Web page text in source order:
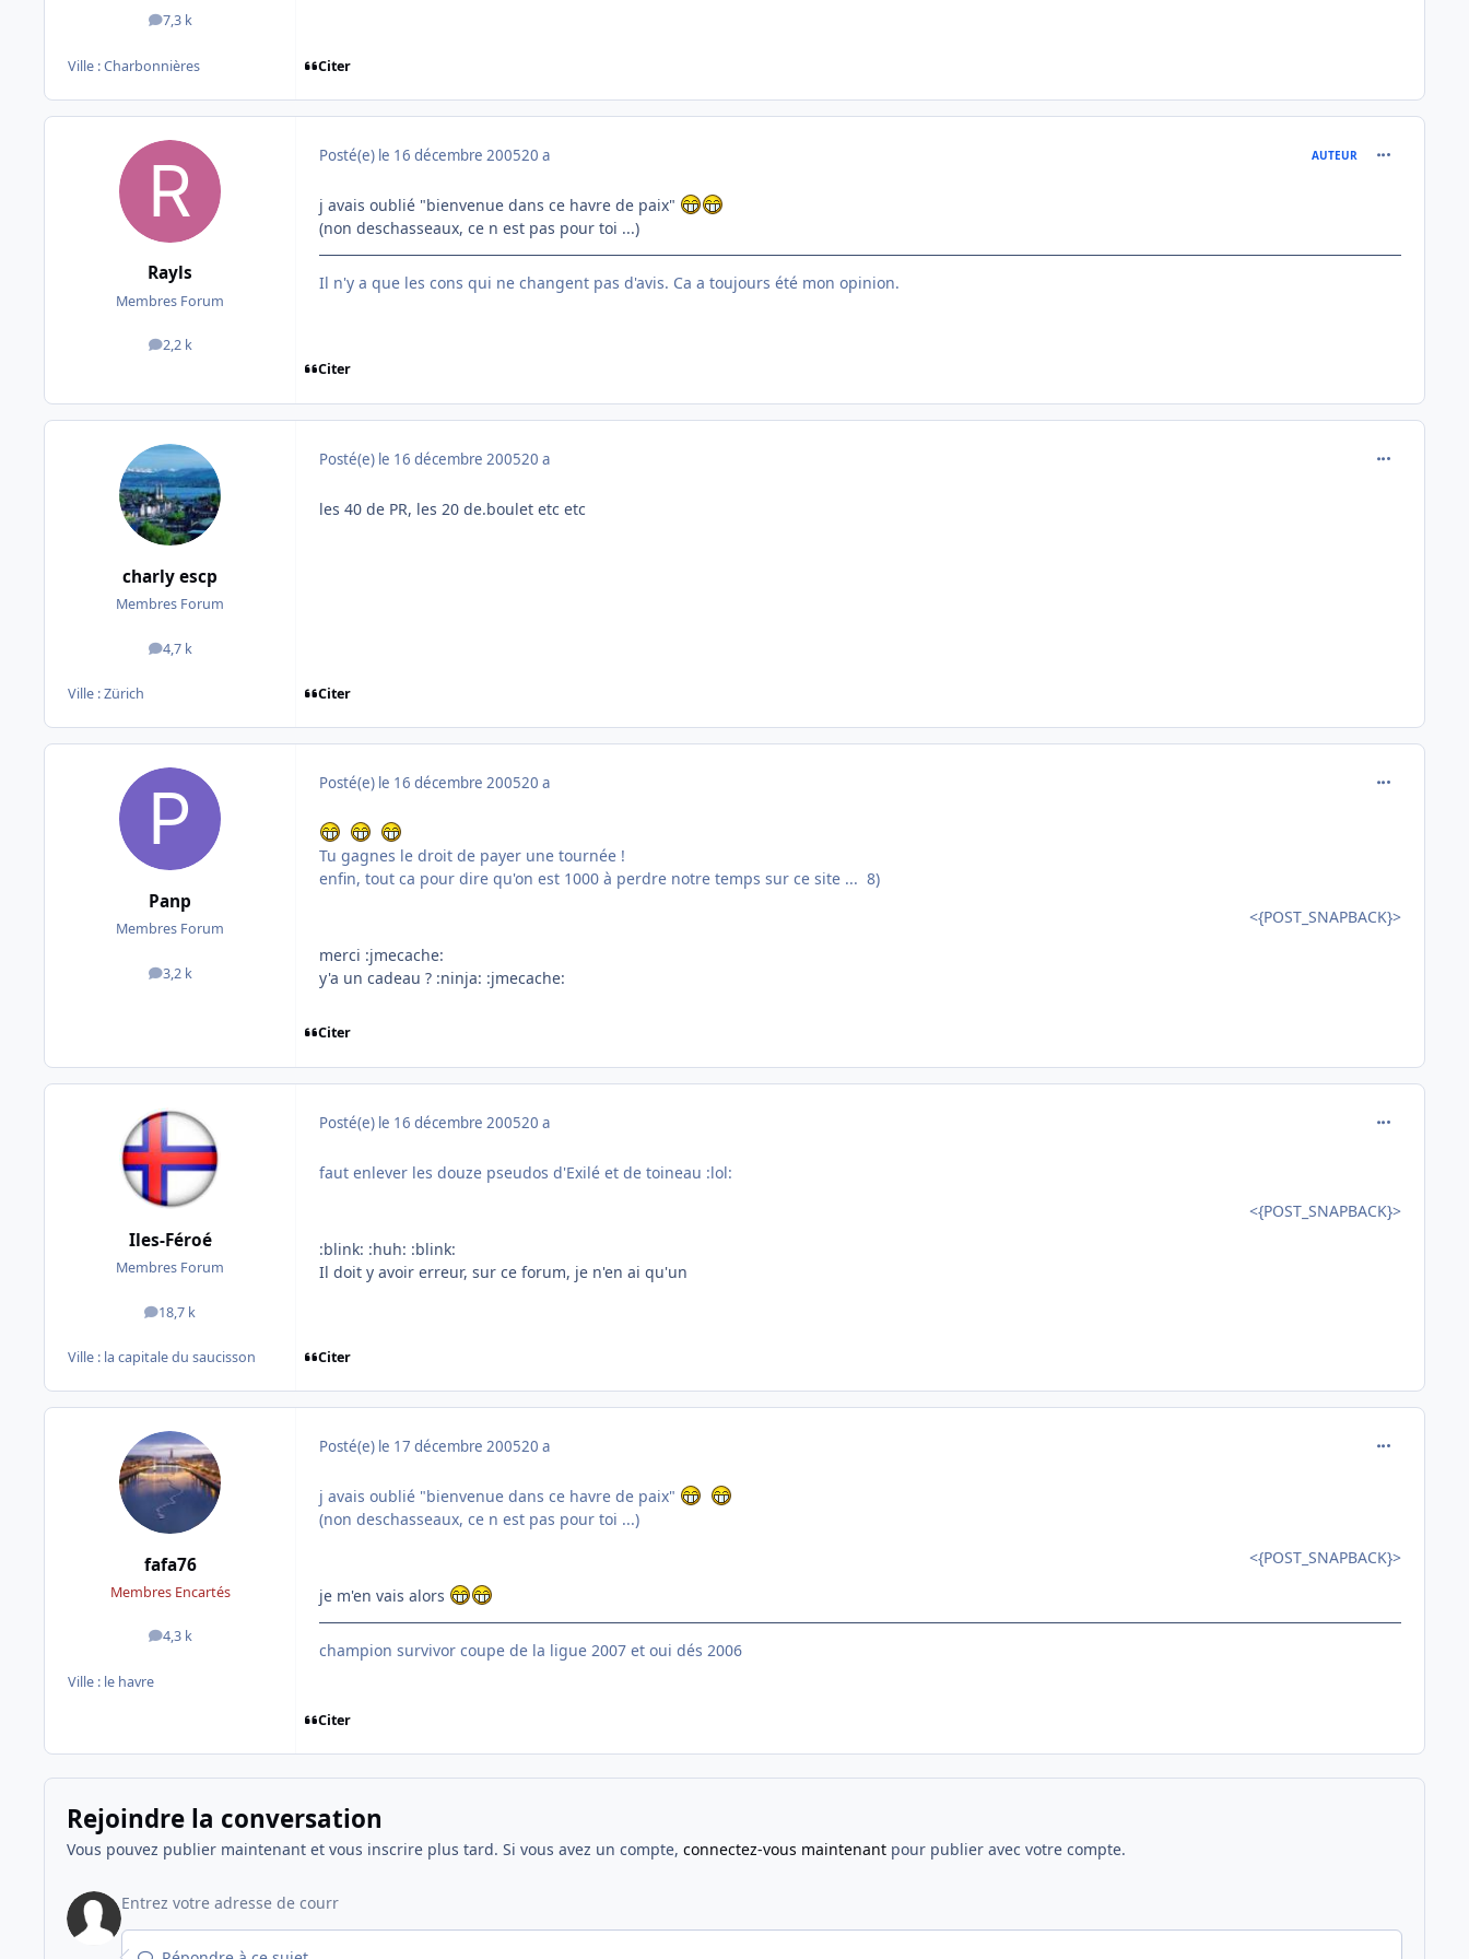
7,3 k
messages
Ville :Charbonnières Citer
Rayls
Membres Forum
2,2 k
messages
Posté(e) le 16 décembre 200520 a AUTEUR
j avais oublié "bienvenue dans ce havre de paix"
(non deschasseaux, ce n est pas pour toi ...)
Il n'y a que les cons qui ne changent pas d'avis. Ca a toujours été mon opinion.
Citer
charly escp
Membres Forum
4,7 k
messages
Ville :Zürich
Posté(e) le 16 décembre 200520 a
les 40 de PR, les 20 de.boulet etc etc
Citer
Panp
Membres Forum
3,2 k
messages
Posté(e) le 16 décembre 200520 a
Tu gagnes le droit de payer une tournée !
enfin, tout ca pour dire qu'on est 1000 à perdre notre temps sur ce site ... 8)
<{POST_SNAPBACK}>
merci :jmecache:
y'a un cadeau ? :ninja: :jmecache:
Citer
Iles-Féroé
Membres Forum
18,7 k
messages
Ville : la capitale du saucisson
Posté(e) le 16 décembre 200520 a
faut enlever les douze pseudos d'Exilé et de toineau :lol:
<{POST_SNAPBACK}>
:blink: :huh: :blink:
Il doit y avoir erreur, sur ce forum, je n'en ai qu'un
Citer
fafa76
Membres Encartés
4,3 k
messages
Ville : le havre
Posté(e) le 17 décembre 200520 a
j avais oublié "bienvenue dans ce havre de paix"
(non deschasseaux, ce n est pas pour toi ...)
<{POST_SNAPBACK}>
je m'en vais alors
champion survivor coupe de la ligue 2007 et oui dés 2006
Citer
Rejoindre la conversation
Vous pouvez publier maintenant et vous inscrire plus tard. Si vous avez un compte, connectez-vous maintenantpour publier avec votre compte.